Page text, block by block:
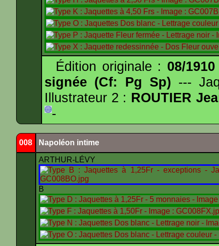
Édition originale : 08/1910
signée (Cf: Pg Sp) ---
Illustrateur 2 : ROUTIER
-
008 Napoléon intime
ARTHUR-LÉVY
B